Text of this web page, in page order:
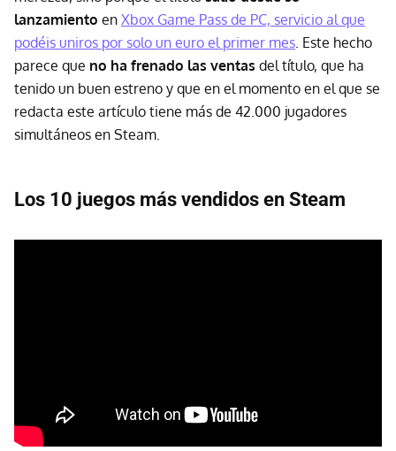
lanzamiento en Xbox Game Pass de PC, servicio al que
podéis uniros por solo un euro el primer mes . Este hecho
parece que no ha frenado las ventas del título, que ha
tenido un buen estreno y que en el momento en el que se
redacta este artículo tiene más de 42.000 jugadores
simultáneos en Steam.
Los 10 juegos más vendidos en Steam